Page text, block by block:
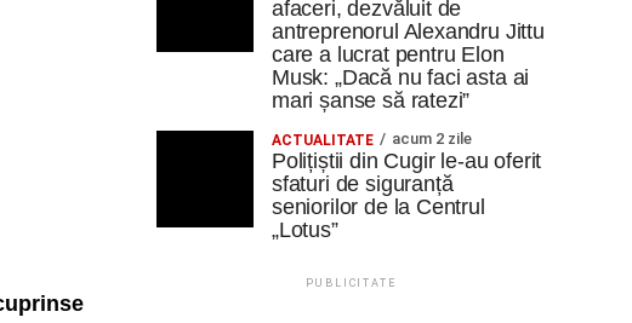
afaceri, dezvăluit de
antreprenorul Alexandru Jittu
care a lucrat pentru Elon
Musk: „Dacă nu faci asta ai
mari șanse să ratezi”
ACTUALITATE acum 2 zile
Polițiștii din Cugir le-au oferit
sfaturi de siguranță
seniorilor de la Centrul
„Lotus”
PUBLICITATE